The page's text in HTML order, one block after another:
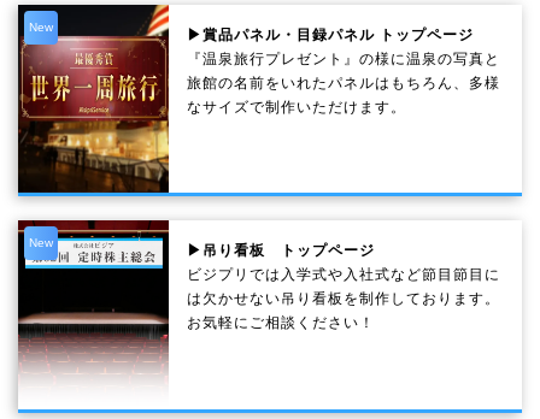
New
▶賞品パネル・目録パネル トップページ
『温泉旅行プレゼント』の様に温泉の写真と
旅館の名前をいれたパネルはもちろん、多様
なサイズで制作いただけます。
New
▶吊り看板 トップページ
ビジプリでは入学式や入社式など節目節目に
は欠かせない吊り看板を制作しております。
お気軽にご相談ください！